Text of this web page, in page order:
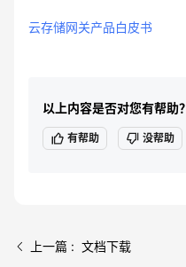
云存储网关产品白皮书
以上内容是否对您有帮助？
有帮助 没帮助
上一篇 : 文档下载